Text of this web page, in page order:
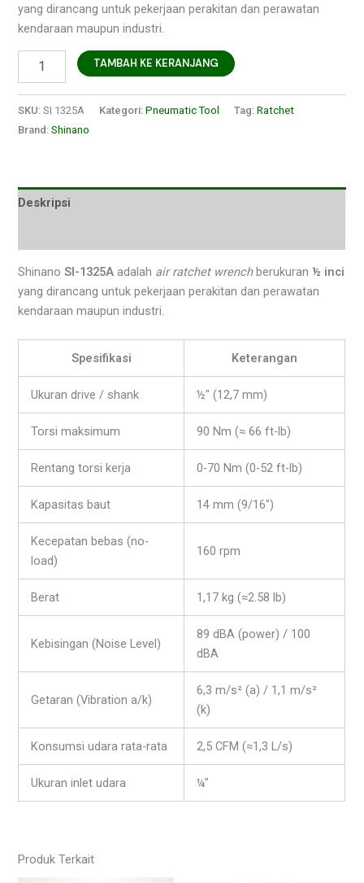
yang dirancang untuk pekerjaan perakitan dan perawatan
kendaraan maupun industri.
TAMBAH KE KERANJANG
SKU:SI 1325A Kategori:Pneumatic Tool Tag:Ratchet
Brand:Shinano
Deskripsi
ShinanoSI-1325A adalah air ratchet wrenchberukuran½ inci
yang dirancang untuk pekerjaan perakitan dan perawatan
kendaraan maupun industri.
Spesifikasi Keterangan
Ukuran drive / shank ½″ (12,7 mm)
Torsi maksimum 90 Nm (≈ 66 ft-lb)
Rentang torsi kerja 0-70 Nm (0-52 ft-lb)
Kapasitas baut 14 mm (9/16″)
Kecepatan bebas (no-
load)
160 rpm
Berat 1,17 kg (≈2.58 lb)
Kebisingan (Noise Level)
89 dBA (power) / 100
dBA
Getaran (Vibration a/k)
6,3 m/s² (a) / 1,1 m/s²
(k)
Konsumsi udara rata-rata 2,5 CFM (≈1,3 L/s)
Ukuran inlet udara ¼″
Produk Terkait